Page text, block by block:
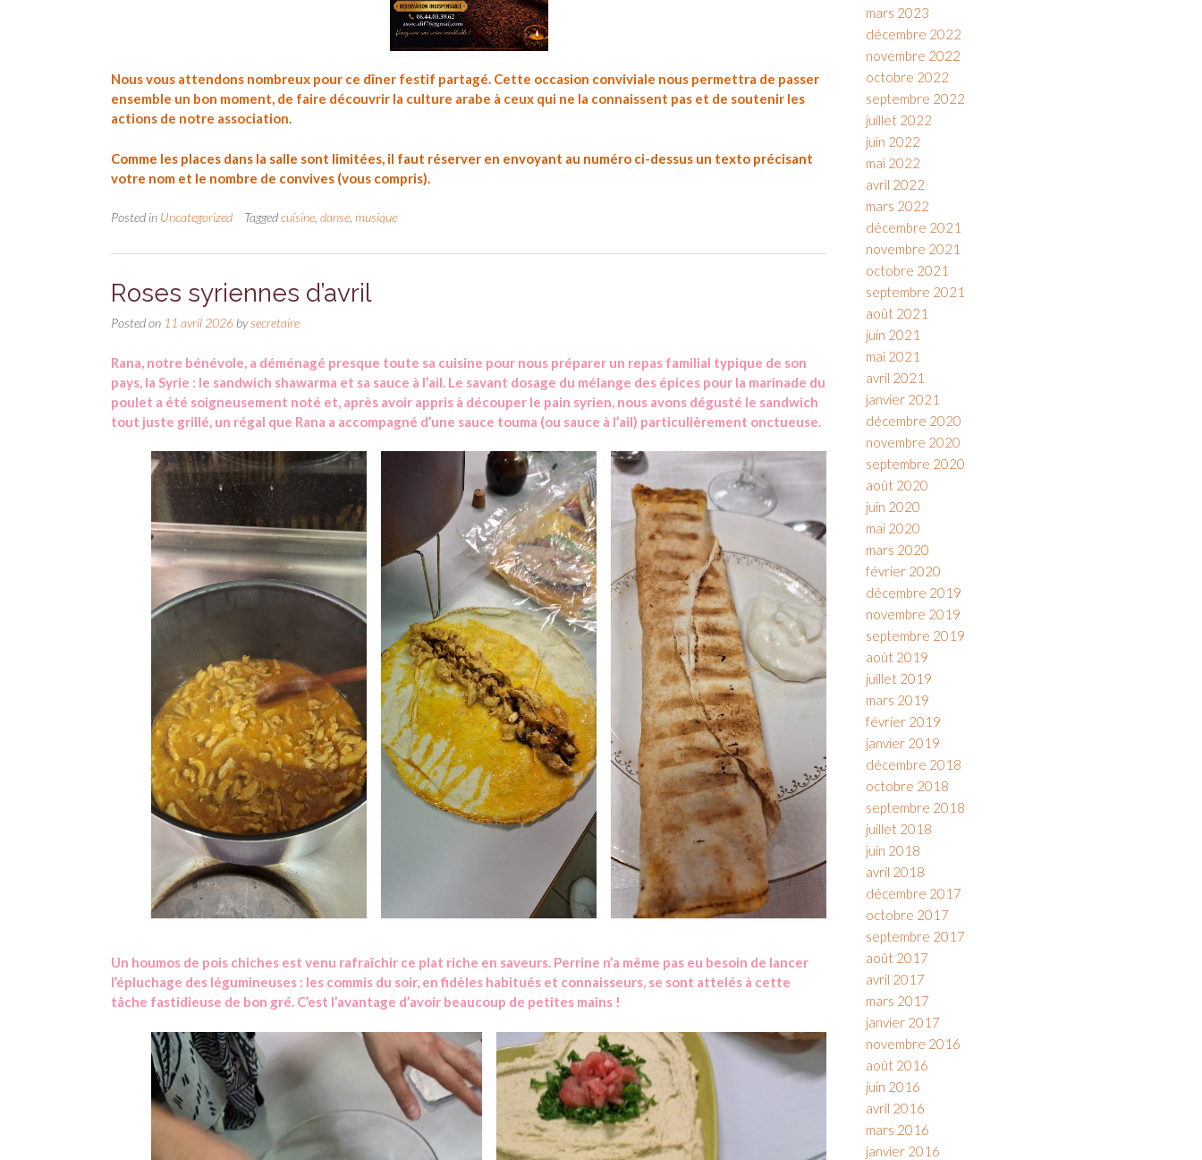
Nous vous attendons nombreux pour ce dîner festif partagé. Cette occasion conviviale nous permettra de passer
ensemble un bon moment, de faire découvrir la culture arabe à ceux qui ne la connaissent pas et de soutenir les
actions de notre association.
Comme les places dans la salle sont limitées, il faut réserver en envoyant au numéro ci-dessus un texto précisant
votre nom et le nombre de convives (vous compris).
Posted in Uncategorized Taggedcuisine danse musique
Roses syriennes d’avril
Posted on 11 avril 2026 bysecretaire
Rana, notre bénévole, a déménagé presque toute sa cuisine pour nous préparer un repas familial typique de son
pays, la Syrie : le sandwich shawarma et sa sauce à l’ail. Le savant dosage du mélange des épices pour la marinade du
poulet a été soigneusement noté et, après avoir appris à découper le pain syrien, nous avons dégusté le sandwich
tout juste grillé, un régal que Rana a accompagné d’une sauce touma (ou sauce à l’ail) particulièrement onctueuse.
Un houmos de pois chiches est venu rafraîchir ce plat riche en saveurs. Perrine n’a même pas eu besoin de lancer
l’épluchage des légumineuses : les commis du soir, en fidèles habitués et connaisseurs, se sont attelés à cette
tâche fastidieuse de bon gré. C’est l’avantage d’avoir beaucoup de petites mains !
mars 2023
décembre 2022
novembre 2022
octobre 2022
septembre 2022
juillet 2022
juin 2022
mai 2022
avril 2022
mars 2022
décembre 2021
novembre 2021
octobre 2021
septembre 2021
août 2021
juin 2021
mai 2021
avril 2021
janvier 2021
décembre 2020
novembre 2020
septembre 2020
août 2020
juin 2020
mai 2020
mars 2020
février 2020
décembre 2019
novembre 2019
septembre 2019
août 2019
juillet 2019
mars 2019
février 2019
janvier 2019
décembre 2018
octobre 2018
septembre 2018
juillet 2018
juin 2018
avril 2018
décembre 2017
octobre 2017
septembre 2017
août 2017
avril 2017
mars 2017
janvier 2017
novembre 2016
août 2016
juin 2016
avril 2016
mars 2016
janvier 2016